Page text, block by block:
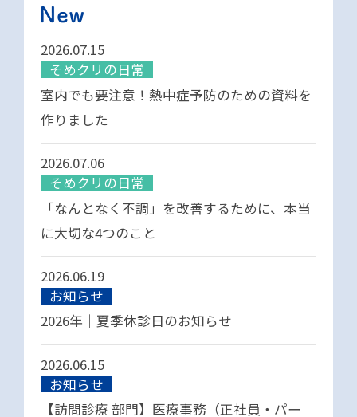
2026.07.15
そめクリの日常
室内でも要注意！熱中症予防のための資料を
作りました
2026.07.06
そめクリの日常
「なんとなく不調」を改善するために、本当
に大切な4つのこと
2026.06.19
お知らせ
2026年｜夏季休診日のお知らせ
2026.06.15
お知らせ
【訪問診療 部門】医療事務（正社員・パー